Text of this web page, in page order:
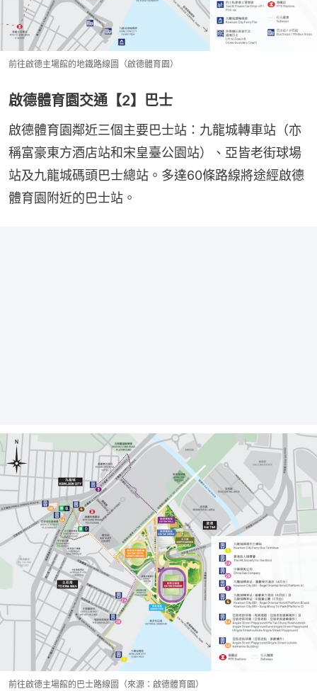
前往啟德主場館的地鐵路線圖（啟德體育園）
啟德體育園交通【2】巴士
啟德體育園鄰近三個主要巴士站：九龍城轉車站（亦
稱富豪東方酒店站和宋皇臺公園站）、亞皆老街球場
站及九龍城碼頭巴士總站。多達60條路線將途經啟德
體育園附近的巴士站。
前往啟德主場館的巴士路線圖（來源：啟德體育園）